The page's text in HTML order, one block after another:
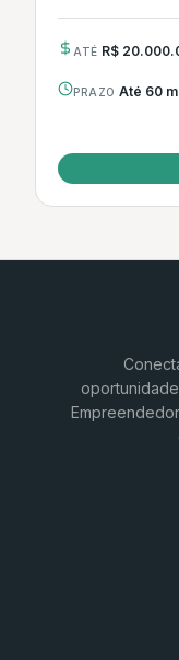
ATÉ R$
PRAZO Até 60